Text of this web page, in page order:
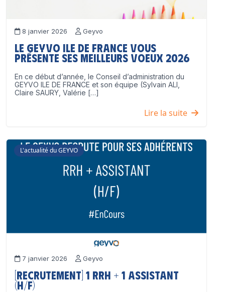
8 janvier 2026 Geyvo
Le GEYVO Ile de France vous
présente ses meilleurs voeux 2026
En ce début d’année, le Conseil d’administration du
GEYVO ILE DE FRANCE et son équipe (Sylvain ALI,
Claire SAURY, Valérie […]
Lire la suite
L'actualité du GEYVO
7 janvier 2026 Geyvo
[Recrutement] 1 RRH + 1 Assistant
(H/F)